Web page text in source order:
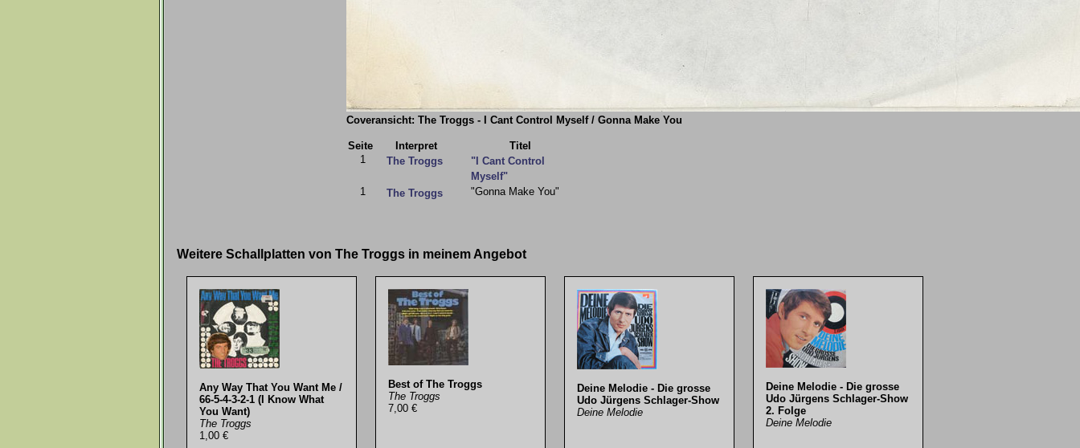
Coveransicht: The Troggs - I Cant Control Myself / Gonna Make You
Seite Interpret
Titel
1
The Troggs
"I Cant Control
Myself"
1
The Troggs "Gonna Make You"
Weitere Schallplatten von The Troggs in meinem Angebot
Any Way That You Want Me /
66-5-4-3-2-1 (I Know What
You Want)
The Troggs
1,00 €
Best of The Troggs
The Troggs
7,00 €
Deine Melodie - Die grosse
Udo Jürgens Schlager-Show
Deine Melodie
Deine Melodie - Die grosse
Udo Jürgens Schlager-Show
2. Folge
Deine Melodie